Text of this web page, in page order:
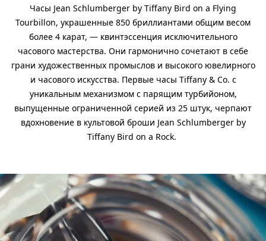
Часы Jean Schlumberger by Tiffany Bird on a Flying
Tourbillon, украшенные 850 бриллиантами общим весом
более 4 карат, — квинтэссенция исключительного
часового мастерства. Они гармонично сочетают в себе
грани художественных промыслов и высокого ювелирного
и часового искусства. Первые часы Tiffany & Co. с
уникальным механизмом с парящим турбийоном,
выпущенные ограниченной серией из 25 штук, черпают
вдохновение в культовой броши Jean Schlumberger by
Tiffany Bird on a Rock.